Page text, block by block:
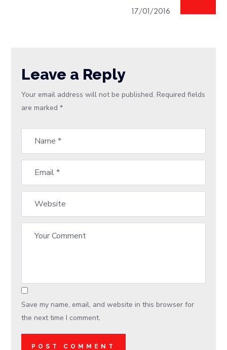
17/01/2016
Leave a Reply
Your email address will not be published. Required fields
are marked*
Save my name, email, and website in this browser for
the next time I comment.